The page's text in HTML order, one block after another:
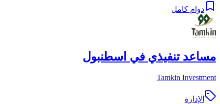
دوام كامل
مساعد تنفيذي في اسطنبول
Tamkin Investment
الإدارة